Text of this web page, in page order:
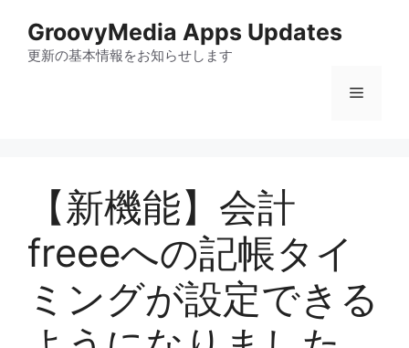
GroovyMedia Apps Updates
更新の基本情報をお知らせします
メ
【新機能】会計
freeeへの記帳タイ
ミングが設定できる